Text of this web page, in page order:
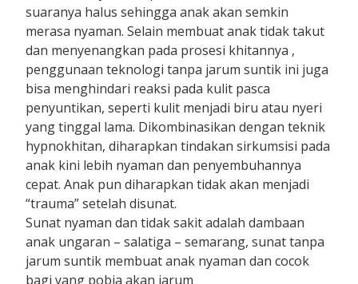
suaranya halus sehingga anak akan semkin
merasa nyaman. Selain membuat anak tidak takut
dan menyenangkan pada prosesi khitannya ,
penggunaan teknologi tanpa jarum suntik ini juga
bisa menghindari reaksi pada kulit pasca
penyuntikan, seperti kulit menjadi biru atau nyeri
yang tinggal lama. Dikombinasikan dengan teknik
hypnokhitan, diharapkan tindakan sirkumsisi pada
anak kini lebih nyaman dan penyembuhannya
cepat. Anak pun diharapkan tidak akan menjadi
“trauma” setelah disunat.
Sunat nyaman dan tidak sakit adalah dambaan
anak ungaran – salatiga – semarang, sunat tanpa
jarum suntik membuat anak nyaman dan cocok
bagi yang pobia akan jarum